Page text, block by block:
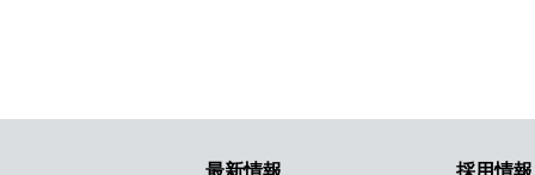
最新情報 採用情報